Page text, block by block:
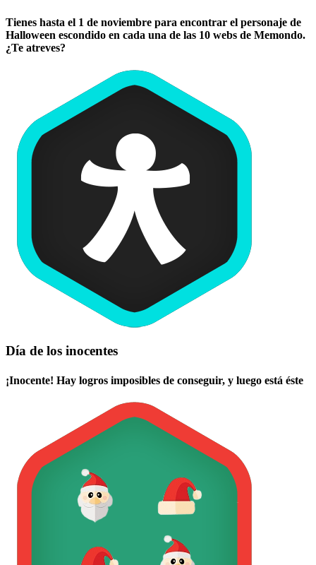
Tienes hasta el 1 de noviembre para encontrar el personaje de
Halloween escondido en cada una de las 10 webs de Memondo.
¿Te atreves?
Día de los inocentes
¡Inocente! Hay logros imposibles de conseguir, y luego está éste